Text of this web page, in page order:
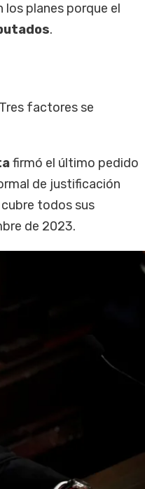
los planes porque el
.
factores se
firmó el último pedido
de justificación
todos sus
de 2023.